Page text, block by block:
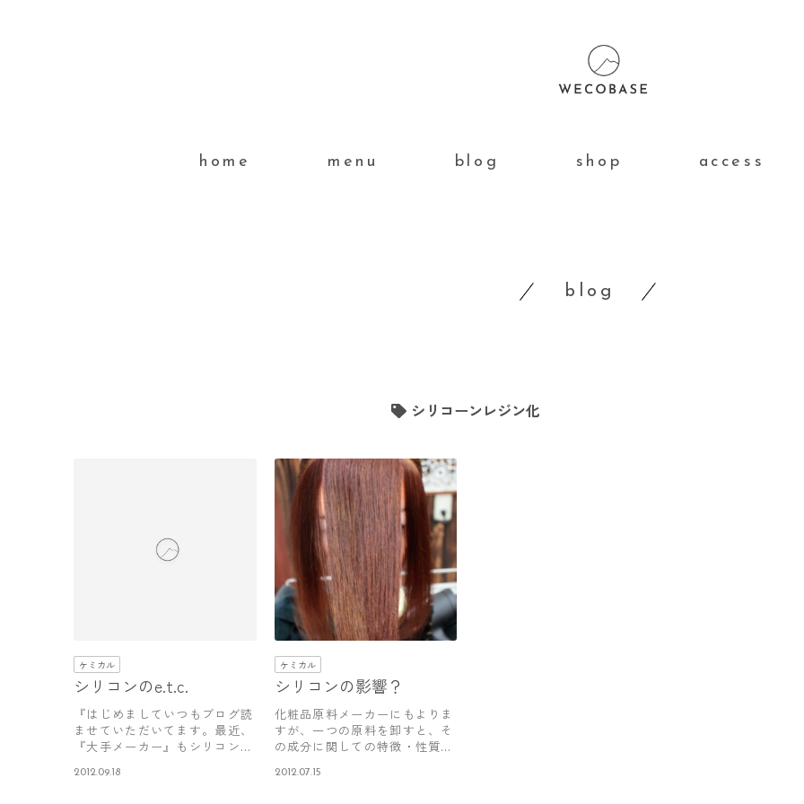
home menu blog shop access
blog
シリコーンレジン化
ケミカル
シリコンのe.t.c.
『はじめましていつもブログ読
ませていただいてます。最近、
『大手メーカー』もシリコンは
2012.09.18
ケミカル
シリコンの影響？
化粧品原料メーカーにもよりま
すが、一つの原料を卸すと、そ
の成分に関しての特徴・性質・
2012.07.15